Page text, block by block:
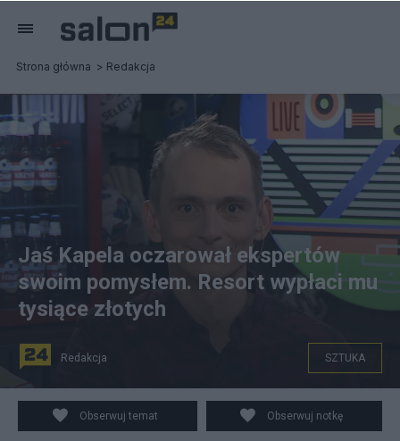
Strona główna Redakcja
Jaś Kapela u Krzysztofa Stanowskiego. Fot.
YouTube/Kanał Sportowy
Jaś Kapela oczarował ekspertów
swoim pomysłem. Resort wypłaci mu
tysiące złotych
Redakcja SZTUKA
Obserwuj temat Obserwuj notkę